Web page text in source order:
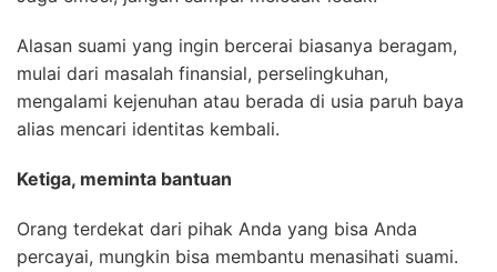
Alasan suami yang ingin bercerai biasanya beragam,
mulai dari masalah finansial, perselingkuhan,
mengalami kejenuhan atau berada di usia paruh baya
alias mencari identitas kembali.
Ketiga, meminta bantuan
Orang terdekat dari pihak Anda yang bisa Anda
percayai, mungkin bisa membantu menasihati suami.